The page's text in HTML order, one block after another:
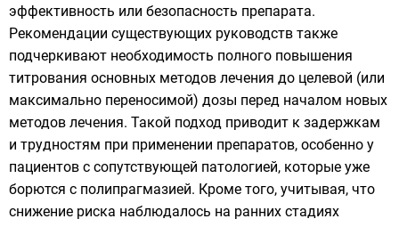
эффективность или безопасность препарата.
Рекомендации существующих руководств также
подчеркивают необходимость полного повышения
титрования основных методов лечения до целевой (или
максимально переносимой) дозы перед началом новых
методов лечения. Такой подход приводит к задержкам
и трудностям при применении препаратов, особенно у
пациентов с сопутствующей патологией, которые уже
борются с полипрагмазией. Кроме того, учитывая, что
снижение риска наблюдалось на ранних стадиях